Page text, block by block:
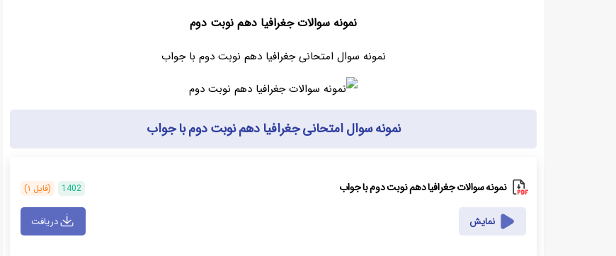
نمونه سوالات جغرافیا دهم نوبت دوم
نمونه سوال امتحانی جغرافیا دهم نوبت دوم با جواب
نمونه سوال امتحانی جغرافیا دهم نوبت دوم با جواب
نمونه سوالات جغرافیا دهم نوبت دوم با جواب 1402 (فایل ۱)
نمایش دریافت